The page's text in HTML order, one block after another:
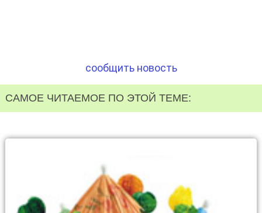
сообщить новость
САМОЕ ЧИТАЕМОЕ ПО ЭТОЙ ТЕМЕ: